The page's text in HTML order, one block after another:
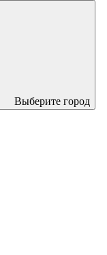
Выберите город